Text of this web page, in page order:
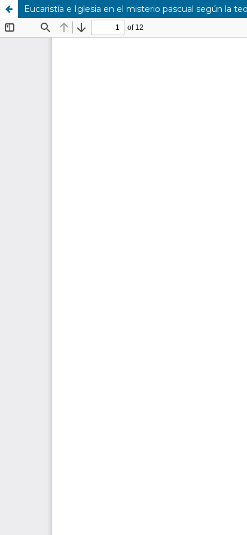
Eucaristía e Iglesia en el misterio pascual según la